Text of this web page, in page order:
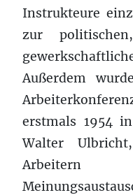
Instrukteure
zur
Außerdem
erstmals 1954
Walter
Arbeitern